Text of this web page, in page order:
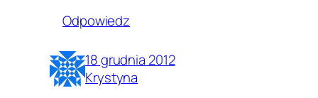
Odpowiedz
18 grudnia 2012
Krystyna